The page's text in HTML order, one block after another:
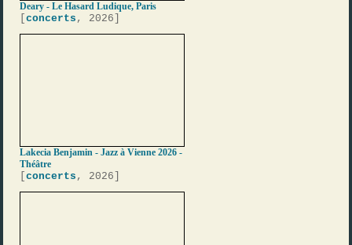
Deary - Le Hasard Ludique, Paris
[concerts , 2026]
Lakecia Benjamin - Jazz à Vienne 2026 -
Théâtre
[concerts , 2026]